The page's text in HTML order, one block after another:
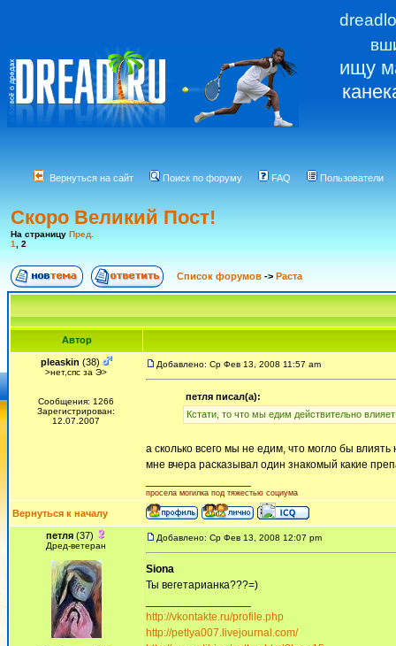
ищу
Вернуться на сайт Поиск по форуму FAQ Пользователи
Скоро Великий Пост!
На страницу Пред.
1
2
Список форумов -> Раста
Автор
pleaskin (38)
>нет,спс за Э>
Сообщения: 1266
Зарегистрирован:
12.07.2007
Добавлено: Ср Фев 13, 2008 11:57 am
петля писал(а):
Кстати, то что мы едим действительно
а сколько всего мы не едим, что могло бы влиять
мне вчера расказывал один знакомый какие
просела могилка под тяжестью социума
Вернуться к началу
петля (37)
Дред-ветеран
Добавлено: Ср Фев 13, 2008 12:07 pm
Siona
Ты вегетарианка???=)
http://vkontakte.ru/profile.php
http://petlya007.livejournal.com/